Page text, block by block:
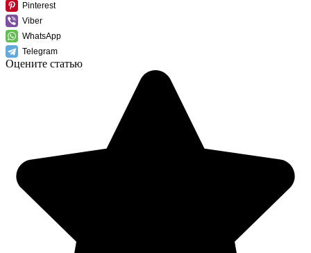
Pinterest
Viber
WhatsApp
Telegram
Оцените статью